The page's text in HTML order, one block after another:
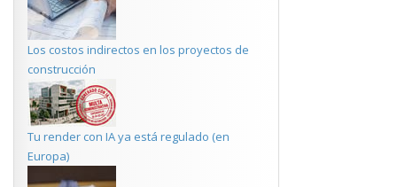
Los costos indirectos en los proyectos de
construcción
Tu render con IA ya está regulado (en
Europa)